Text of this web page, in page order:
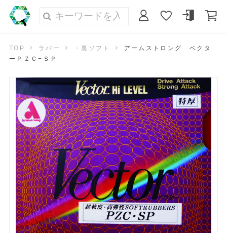
TOP ラバー ・裏ソフト
アームストロング ベクタ
ーＰＺＣ−ＳＰ